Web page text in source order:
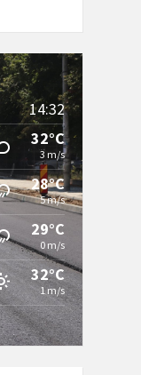
14:32
32°C
3 m/s
28°C
5 m/s
29°C
0 m/s
32°C
1 m/s